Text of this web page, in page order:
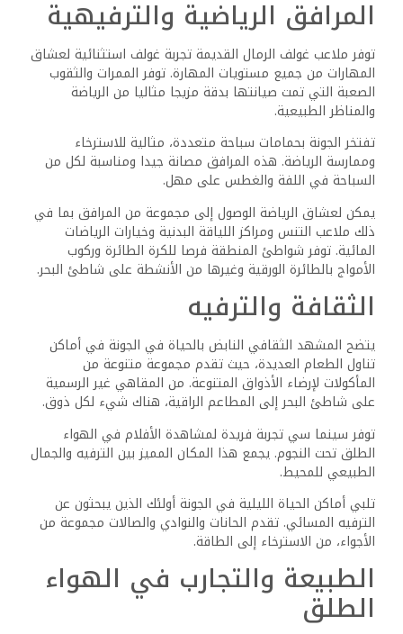
‎توفر ملاعب غولف الرمال القديمة تجربة غولف استثنائية لعشاق
المهارات من جميع مستويات المهارة. توفر الممرات والثقوب
الصعبة التي تمت صيانتها بدقة مزيجا مثاليا من الرياضة
والمناظر الطبيعية.
‎تفتخر الجونة بحمامات سباحة متعددة، مثالية للاسترخاء
وممارسة الرياضة. هذه المرافق مصانة جيدا ومناسبة لكل من
السباحة في اللفة والغطس على مهل.
‎يمكن لعشاق الرياضة الوصول إلى مجموعة من المرافق بما في
ذلك ملاعب التنس ومراكز اللياقة البدنية وخيارات الرياضات
المائية. توفر شواطئ المنطقة فرصا للكرة الطائرة وركوب
الأمواج بالطائرة الورقية وغيرها من الأنشطة على شاطئ البحر.
‎يتضح المشهد الثقافي النابض بالحياة في الجونة في أماكن
تناول الطعام العديدة، حيث تقدم مجموعة متنوعة من
المأكولات لإرضاء الأذواق المتنوعة. من المقاهي غير الرسمية
على شاطئ البحر إلى المطاعم الراقية، هناك شيء لكل ذوق.
‎توفر سينما سي تجربة فريدة لمشاهدة الأفلام في الهواء
الطلق تحت النجوم. يجمع هذا المكان المميز بين الترفيه والجمال
الطبيعي للمحيط.
‎تلبي أماكن الحياة الليلية في الجونة أولئك الذين يبحثون عن
الترفيه المسائي. تقدم الحانات والنوادي والصالات مجموعة من
الأجواء، من الاسترخاء إلى الطاقة.
‎الطبيعة والتجارب في الهواء
الطلق